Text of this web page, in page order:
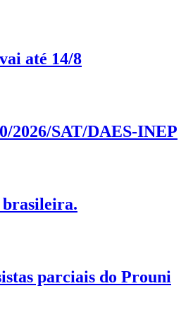
até 14/8
2026/SAT/DAES-INEP
brasileira.
parciais do Prouni